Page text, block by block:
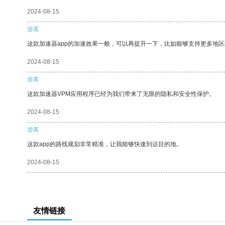
2024-08-15
游客
这款加速器app的加速效果一般，可以再提升一下，比如能够支持更多地区
2024-08-15
游客
这款加速器VPM应用程序已经为我们带来了无限的隐私和安全性保护。
2024-08-15
游客
这款app的路线规划非常精准，让我能够快速到达目的地。
2024-08-15
友情链接